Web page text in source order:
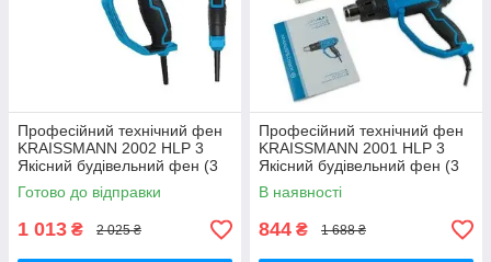
Професійний технічний фен
KRAISSMANN 2002 HLP 3
Якісний будівельний фен (3
режими нагрівання)
Готово до відправки
1 013 ₴ 2 025 ₴
Професійний технічний фен
KRAISSMANN 2001 HLP 3
Якісний будівельний фен (3
режими нагрівання)
В наявності
844 ₴ 1 688 ₴